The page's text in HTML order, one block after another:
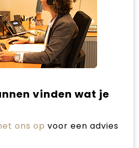
vinden wat je
ons op voor een advies